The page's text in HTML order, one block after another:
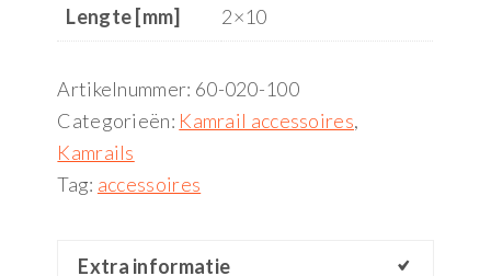
Lengte [mm]
2×10
Artikelnummer: 60-020-100
Categorieën: Kamrail accessoires,
Kamrails
Tag: accessoires
Extra informatie